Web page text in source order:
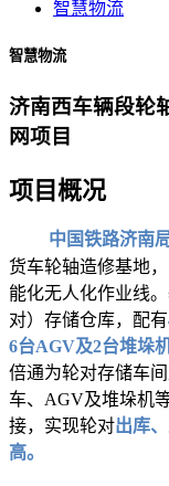
智慧物流
智慧物流
济南西车辆段轮
网项目
项目概况
中国铁路济南
货车轮轴造修基地
能化无人化作业线
对）存储仓库，配有
6台AGV及2台堆垛
倍通为轮对存储车
车、AGV及堆垛机
接，实现轮对出库
高。